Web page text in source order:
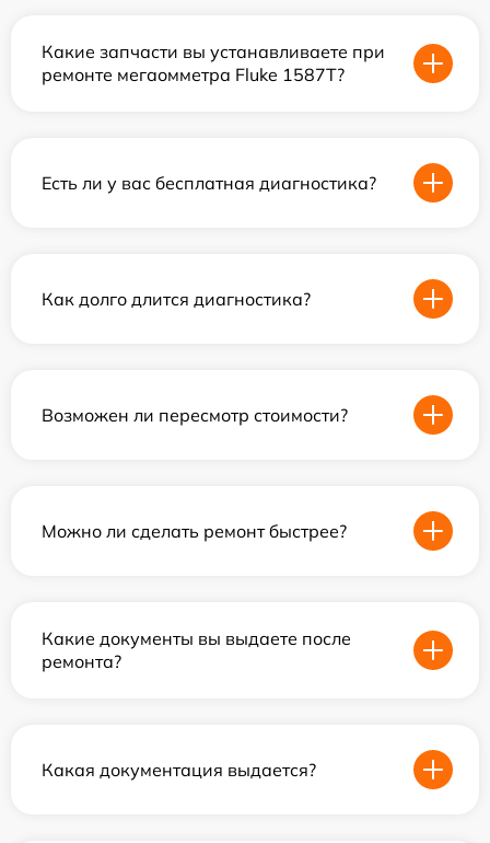
Какие запчасти вы устанавливаете при
ремонте мегаомметра Fluke 1587T?
Есть ли у вас бесплатная диагностика?
Как долго длится диагностика?
Возможен ли пересмотр стоимости?
Можно ли сделать ремонт быстрее?
Какие документы вы выдаете после
ремонта?
Какая документация выдается?